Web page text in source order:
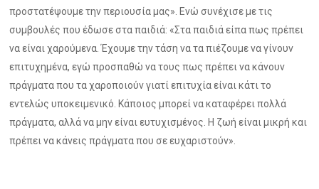
προστατέψουμε την περιουσία μας». Ενώ συνέχισε με τις
συμβουλές που έδωσε στα παιδιά: «Στα παιδιά είπα πως πρέπει
να είναι χαρούμενα. Έχουμε την τάση να τα πιέζουμε να γίνουν
επιτυχημένα, εγώ προσπαθώ να τους πως πρέπει να κάνουν
πράγματα που τα χαροποιούν γιατί επιτυχία είναι κάτι το
εντελώς υποκειμενικό. Κάποιος μπορεί να καταφέρει πολλά
πράγματα, αλλά να μην είναι ευτυχισμένος. Η ζωή είναι μικρή και
πρέπει να κάνεις πράγματα που σε ευχαριστούν».